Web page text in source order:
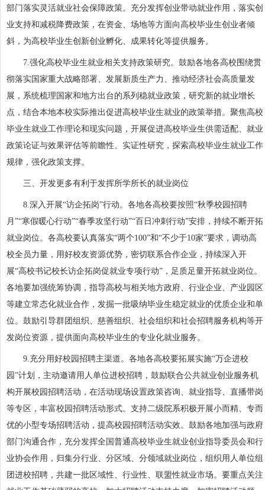
部门落实灵活就业社会保障政策。充分发挥创业带动就业作用，落实创
业支持和减税降费政策，在资金、场地等方面向高校毕业生创业者倾
斜，为高校毕业生创新创业孵化、成果转化等提供服务。
7.强化高校毕业生就业相关支持政策研究。鼓励各地各高校围绕贯
彻落实国家重大战略部署、发展新质生产力、推动经济社会高质量发
展，系统梳理国家和地方出台的系列稳就业政策，研究新的就业增长
点，结合本地本校实际推出促进高校毕业生就业的政策举措。聚焦高校
毕业生就业工作理论和现实问题，开展促进高校毕业生供需适配、就业
政策论证与效果评估等前瞻性、实证性研究，探索高校毕业生就业工作
规律，强化政策支撑。
三、开发更多有利于发挥所学所长的就业岗位
8.深入开展“访企拓岗”行动。各地各高校要按照“秋季校园招聘
月”“寒假暖心行动”“春季攻坚行动”“百日冲刺行动”安排，持续不断开拓
就业岗位。各高校要认真落实“两个100”和“不少于10家”要求，调动高
校全员力量，用好校友资源优势，密切联系合作企业，持续深入开
展“高校书记校长访企拓岗促就业专项行动”，足质足量开拓就业岗位。
各地要加强统筹协调，指导高校与相关地方政府、行业企业、产业园区
等建立常态化就业合作，发掘一批吸纳毕业生稳定就业的优质企业和单
位。鼓励引导群团组织、慈善组织、社会组织和社会招聘服务机构等开
发岗位资源，提供面向高校毕业生的专业化就业服务。
9.充分用好校园招聘主渠道。各地各高校要拓展实施“万企进校
园”计划，主动邀请用人单位进校招聘，鼓励联合公共就业创业服务机
构开展校园招聘活动，在活动现场设置政策咨询、就业指导、直播带岗
等专区，丰富校园招聘活动形式。支持二级院系积极开展小而精、专而
优的小型专场招聘活动，提高校园招聘活动实效。鼓励各地加强与政府
部门沟通合作，充分发挥全国普通高校毕业生就业创业指导委员会和行
业协会作用，归集分行业、分区域、分领域就业岗位，组织用人单位组
团进校招聘，共建一批区域性、行业性、联盟性就业市场。要重点关注